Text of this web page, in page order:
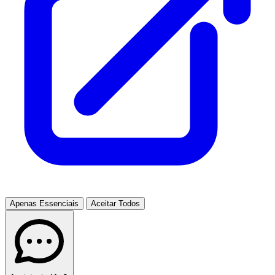
Apenas Essenciais Aceitar Todos